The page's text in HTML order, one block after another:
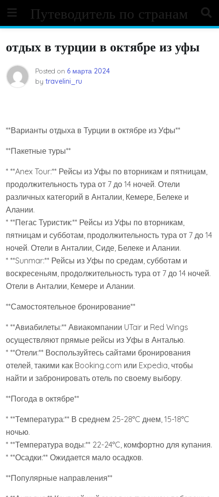
content
Путеводитель по странам
отдых в турции в октябре из уфы
Posted on 6 марта 2024
by travelini_ru
**Варианты отдыха в Турции в октябре из Уфы**
**Пакетные туры**
* **Anex Tour:** Рейсы из Уфы по вторникам и пятницам,
продолжительность тура от 7 до 14 ночей. Отели
различных категорий в Анталии, Кемере, Белеке и
Алании.
* **Пегас Туристик:** Рейсы из Уфы по вторникам,
пятницам и субботам, продолжительность тура от 7 до 14
ночей. Отели в Анталии, Сиде, Белеке и Алании.
* **Sunmar:** Рейсы из Уфы по средам, субботам и
воскресеньям, продолжительность тура от 7 до 14 ночей.
Отели в Анталии, Кемере и Алании.
**Самостоятельное бронирование**
* **Авиабилеты:** Авиакомпании UTair и Red Wings
осуществляют прямые рейсы из Уфы в Анталью.
* **Отели:** Воспользуйтесь сайтами бронирования
отелей, такими как Booking.com или Expedia, чтобы
найти и забронировать отель по своему выбору.
**Погода в октябре**
* **Температура:** В среднем 25-28°C днем, 15-18°C
ночью.
* **Температура воды:** 22-24°C, комфортно для купания.
* **Осадки:** Ожидается мало осадков.
**Популярные направления**